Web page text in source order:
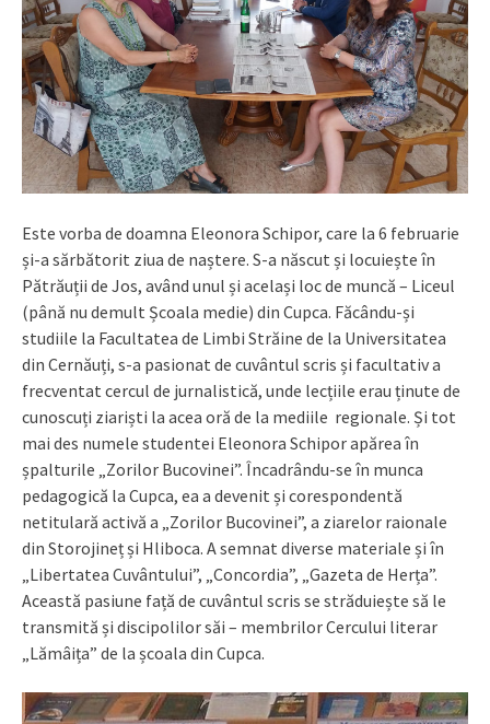
Este vorba de doamna Eleonora Schipor, care la 6 februarie
și-a sărbătorit ziua de naștere. S-a născut și locuiește în
Pătrăuții de Jos, având unul și același loc de muncă – Liceul
(până nu demult Școala medie) din Cupca. Făcându-și
studiile la Facultatea de Limbi Străine de la Universitatea
din Cernăuți, s-a pasionat de cuvântul scris și facultativ a
frecventat cercul de jurnalistică, unde lecțiile erau ținute de
cunoscuți ziariști la acea oră de la mediile regionale. Și tot
mai des numele studentei Eleonora Schipor apărea în
șpalturile „Zorilor Bucovinei”. Încadrându-se în munca
pedagogică la Cupca, ea a devenit și corespondentă
netitulară activă a „Zorilor Bucovinei”, a ziarelor raionale
din Storojineț și Hliboca. A semnat diverse materiale și în
„Libertatea Cuvântului”, „Concordia”, „Gazeta de Herța”.
Această pasiune față de cuvântul scris se străduiește să le
transmită și discipolilor săi – membrilor Cercului literar
„Lămâița” de la școala din Cupca.